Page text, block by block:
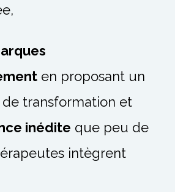
en proposant un
transformation et
inédite que peu de
intègrent